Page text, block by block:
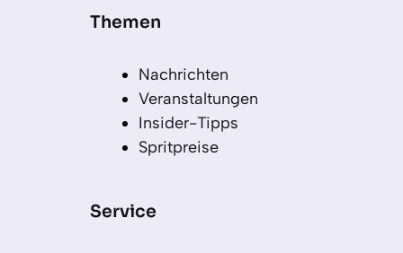
Themen
Nachrichten
Veranstaltungen
Insider-Tipps
Spritpreise
Service